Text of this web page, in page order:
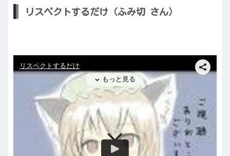
リスペクトするだけ（ふみ切 さん）